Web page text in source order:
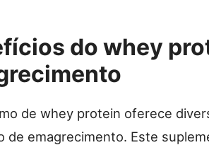
do whey
de whey protein oferece
de emagrecimento. Este